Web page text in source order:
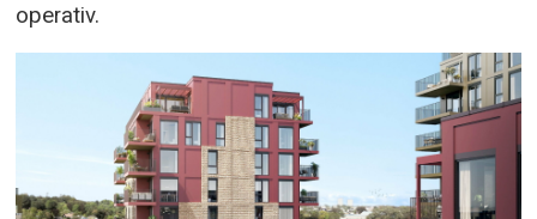
operativ.